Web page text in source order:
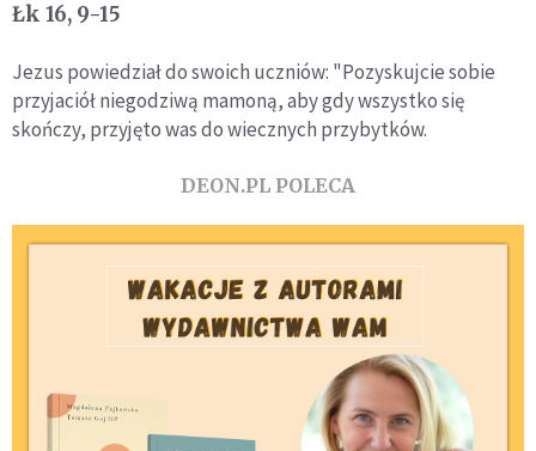
Łk 16, 9-15
Jezus powiedział do swoich uczniów: "Pozyskujcie sobie
przyjaciół niegodziwą mamoną, aby gdy wszystko się
skończy, przyjęto was do wiecznych przybytków.
DEON.PL POLECA